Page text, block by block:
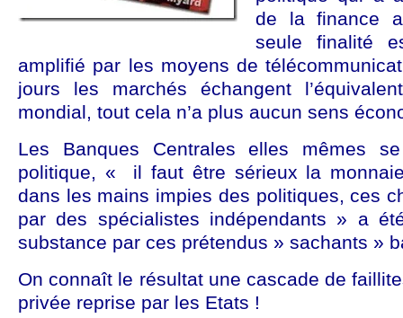
de la finance
seule finalité
amplifié par les moyens de
jours les marchés échangent
mondial, tout cela n’a plus aucun sens
Les Banques Centrales elles mêmes
politique, « il faut être sérieux la
dans les mains impies des politiques, ces
par des spécialistes indépendants » a
substance par ces prétendus » sachants »
On connaît le résultat une cascade de
privée reprise par les Etats !